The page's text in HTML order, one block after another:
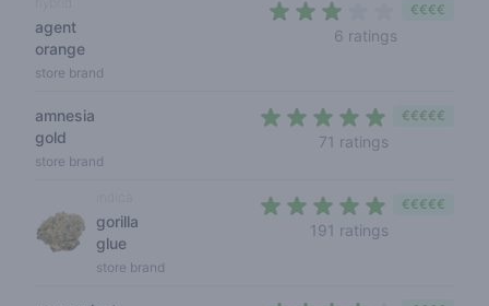
agent
orange
store brand
6 ratings
€€€€
amnesia
gold
store brand
71 ratings
€€€€€
gorilla
glue
store brand
191 ratings
€€€€€